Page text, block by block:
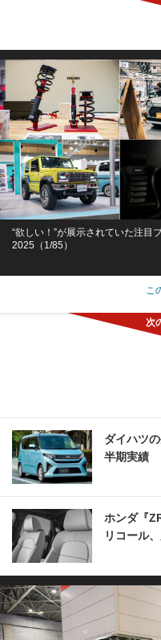
“欲しい！”が展示されていた注
2025（1/85）
こ
ダイハツ
半期実績
ホンダ『
リコール